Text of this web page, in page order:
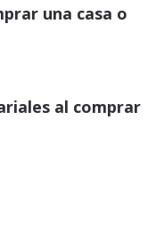
una casa o
al comprar